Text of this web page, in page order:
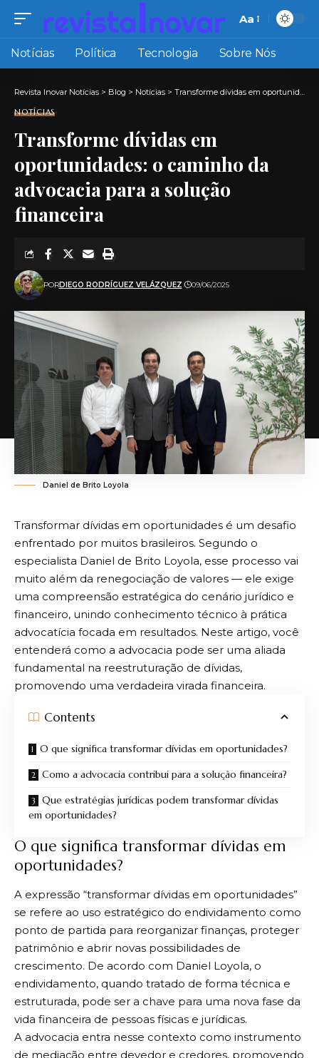
Font
Aa
Notícias Política Tecnologia Sobre Nós
Revista Inovar Notícias > Blog > Notícias > Transforme dívidas em oportunidades: o caminho da advocacia para a solução financeira
NOTÍCIAS
Transforme dívidas em
oportunidades: o caminho da
advocacia para a solução
financeira
PORDIEGO RODRÍGUEZ VELÁZQUEZ 09/06/2025
Daniel de Brito Loyola
Transformar dívidas em oportunidades é um desafio
enfrentado por muitos brasileiros. Segundo o
especialista Daniel de Brito Loyola, esse processo vai
muito além da renegociação de valores — ele exige
uma compreensão estratégica do cenário jurídico e
financeiro, unindo conhecimento técnico à prática
advocatícia focada em resultados. Neste artigo, você
entenderá como a advocacia pode ser uma aliada
fundamental na reestruturação de dívidas,
promovendo uma verdadeira virada financeira.
Contents
O que significa transformar dívidas em oportunidades?
Como a advocacia contribui para a solução financeira?
Que estratégias jurídicas podem transformar dívidas
em oportunidades?
O que significa transformar dívidas em
oportunidades?
A expressão “transformar dívidas em oportunidades”
se refere ao uso estratégico do endividamento como
ponto de partida para reorganizar finanças, proteger
patrimônio e abrir novas possibilidades de
crescimento. De acordo com Daniel Loyola, o
endividamento, quando tratado de forma técnica e
estruturada, pode ser a chave para uma nova fase da
vida financeira de pessoas físicas e jurídicas.
A advocacia entra nesse contexto como instrumento
de mediação entre devedor e credores, promovendo